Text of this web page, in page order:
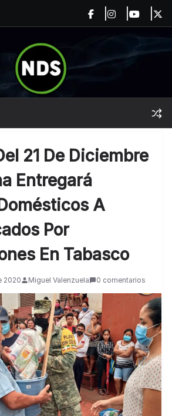
21 De Diciembre
Entregará
A
Por
En Tabasco
2020 Miguel Valenzuela 0 comentarios